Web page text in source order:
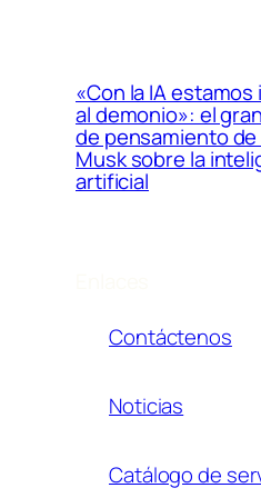
«Con la IA
al demonio»: el
de pensamiento de
Musk sobre la
artificial
Contáctenos
Noticias
Catálogo de